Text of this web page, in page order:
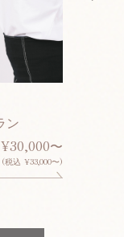
ン
¥30,000〜
(税込 ¥33,000〜)